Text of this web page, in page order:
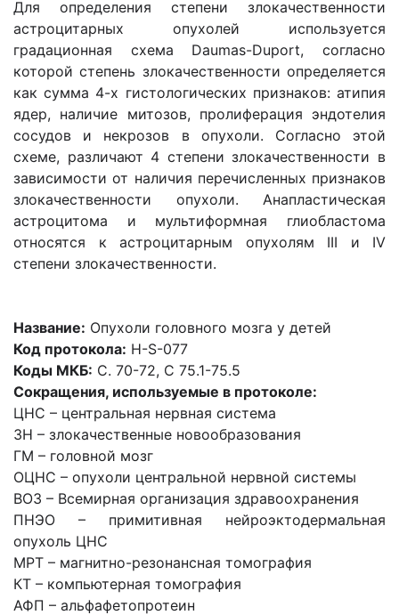
Для определения степени злокачественности
астроцитарных опухолей используется
градационная схема Daumas-Duport, согласно
которой степень злокачественности определяется
как сумма 4-х гистологических признаков: атипия
ядер, наличие митозов, пролиферация эндотелия
сосудов и некрозов в опухоли. Согласно этой
схеме, различают 4 степени злокачественности в
зависимости от наличия перечисленных признаков
злокачественности опухоли. Анапластическая
астроцитома и мультиформная глиобластома
относятся к астроцитарным опухолям III и IV
степени злокачественности.
Название: Опухоли головного мозга у детей
Код протокола: H-S-077
Коды МКБ: С. 70-72, С 75.1-75.5
Сокращения, используемые в протоколе:
ЦНС – центральная нервная система
ЗН – злокачественные новообразования
ГМ – головной мозг
ОЦНС – опухоли центральной нервной системы
ВОЗ – Всемирная организация здравоохранения
ПНЭО – примитивная нейроэктодермальная
опухоль ЦНС
МРТ – магнитно-резонансная томография
КТ – компьютерная томография
АФП – альфафетопротеин